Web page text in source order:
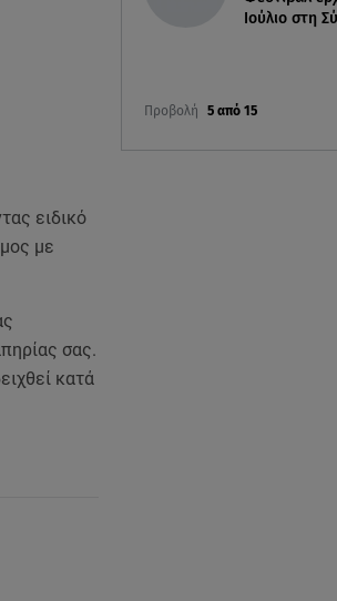
Ιούλιο στη
Προβολή 5 από 15
ειδικό
με
σας.
κατά